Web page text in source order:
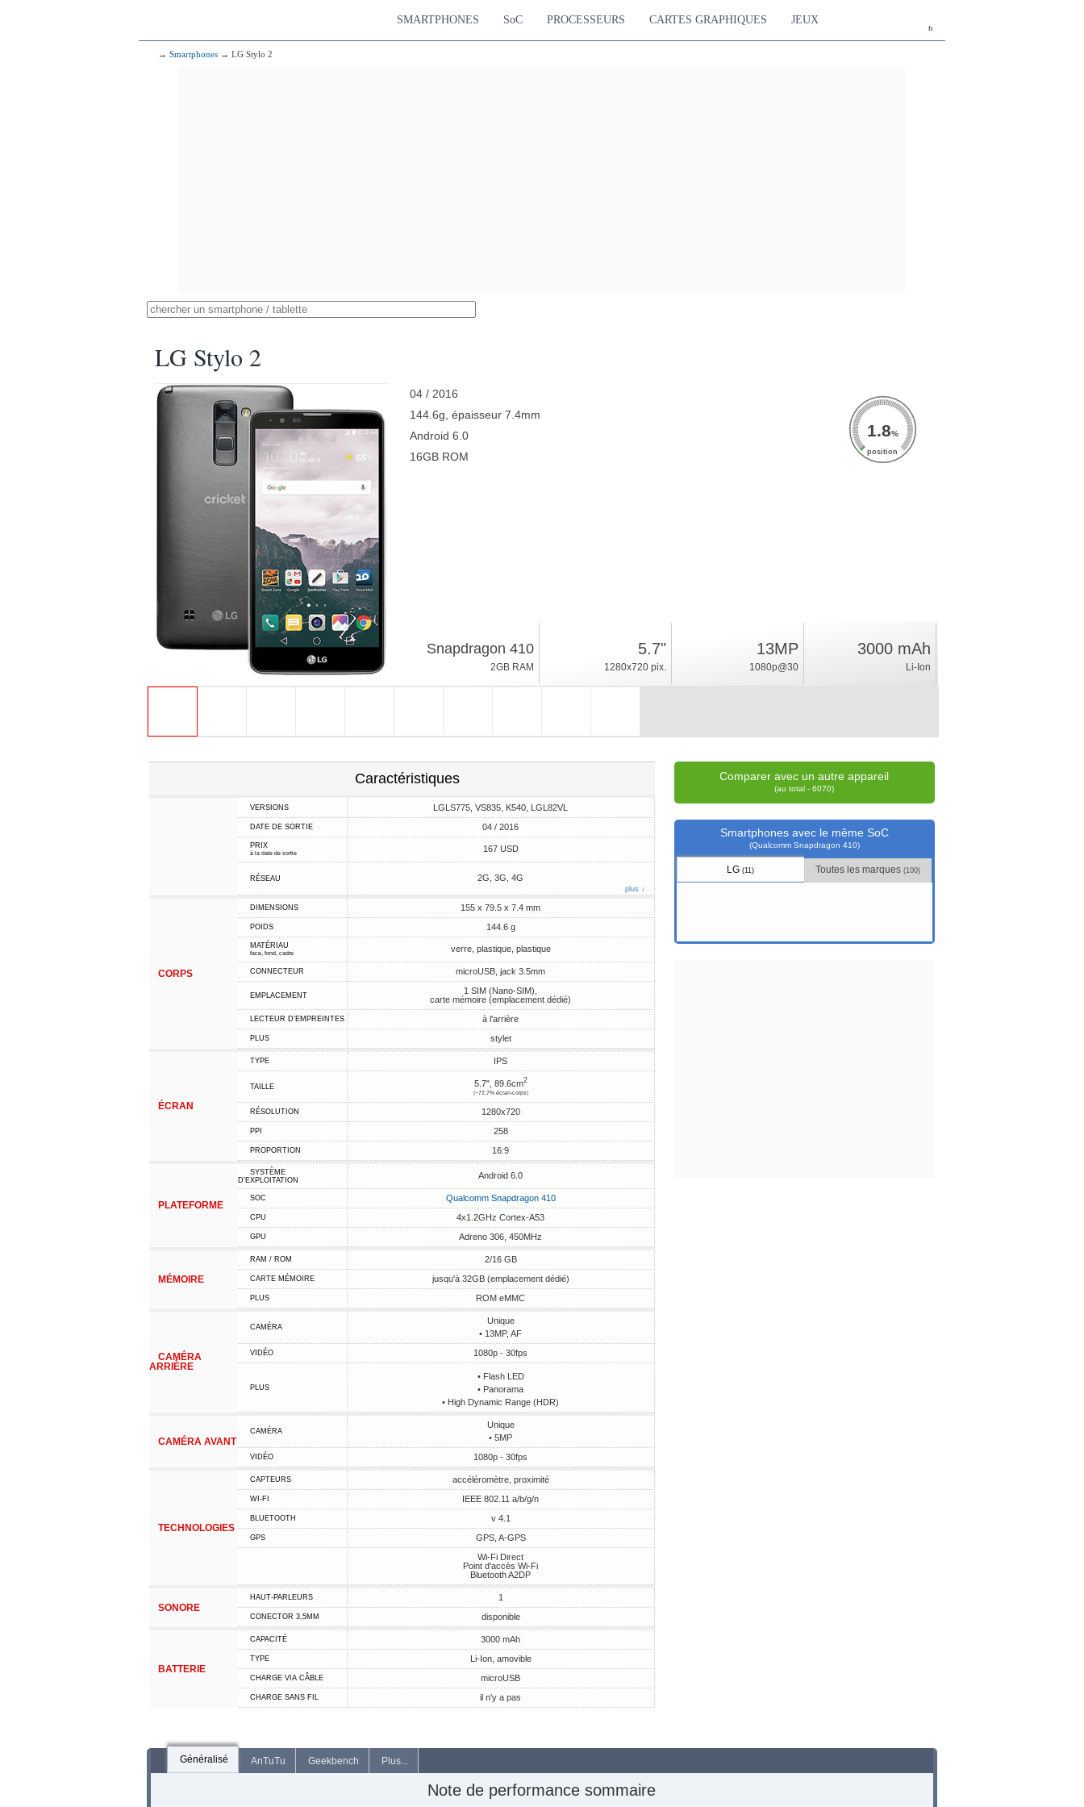
fr
SMARTPHONES SoC PROCESSEURS CARTES GRAPHIQUES JEUX
→ Smartphones → LG Stylo 2
LG Stylo 2
04 / 2016
144.6g, épaisseur 7.4mm
Android 6.0
16GB ROM
1.8%
position
Snapdragon 410
2GB RAM
5.7"
1280x720 pix.
13MP
1080p@30
3000 mAh
Li-Ion
Caractéristiques
VERSIONS LGLS775, VS835, K540, LGL82VL
DATE DE SORTIE 04 / 2016
PRIX
à la date de sortie 167 USD
RÉSEAU 2G, 3G, 4G
plus ↓
CORPS
DIMENSIONS 155 x 79.5 x 7.4 mm
POIDS 144.6 g
MATÉRIAU
face, fond, cadre verre, plastique, plastique
CONNECTEUR microUSB, jack 3.5mm
EMPLACEMENT
1 SIM (Nano-SIM),
carte mémoire (emplacement dédié)
LECTEUR D'EMPREINTES à l'arrière
PLUS stylet
ÉCRAN
TYPE IPS
TAILLE 5.7", 89.6cm2
(~72.7% écran-corps)
RÉSOLUTION 1280x720
PPI 258
PROPORTION 16:9
PLATEFORME
SYSTÈME
D'EXPLOITATION
Android 6.0
SOC Qualcomm Snapdragon 410
CPU 4x1.2GHz Cortex-A53
GPU Adreno 306, 450MHz
MÉMOIRE
RAM / ROM 2/16 GB
CARTE MÉMOIRE jusqu'à 32GB (emplacement dédié)
PLUS ROM eMMC
CAMÉRA
ARRIÈRE
CAMÉRA
Unique
• 13MP, AF
VIDÉO 1080p - 30fps
PLUS
• Flash LED
• Panorama
• High Dynamic Range (HDR)
CAMÉRA AVANT
CAMÉRA
Unique
• 5MP
VIDÉO 1080p - 30fps
TECHNOLOGIES
CAPTEURS accéléromètre, proximité
WI-FI IEEE 802.11 a/b/g/n
BLUETOOTH v 4.1
GPS
GPS, A-GPS
Wi-Fi Direct
Point d'accès Wi-Fi
Bluetooth A2DP
SONORE
HAUT-PARLEURS 1
CONECTOR 3,5MM disponible
BATTERIE
CAPACITÉ 3000 mAh
TYPE Li-Ion, amovible
CHARGE VIA CÂBLE microUSB
CHARGE SANS FIL il n'y a pas
Comparer avec un autre appareil
(au total - 6070)
Smartphones avec le même SoC
(Qualcomm Snapdragon 410)
LG(11) Toutes les marques(100)
Généralisé AnTuTu Geekbench Plus...
Note de performance sommaire